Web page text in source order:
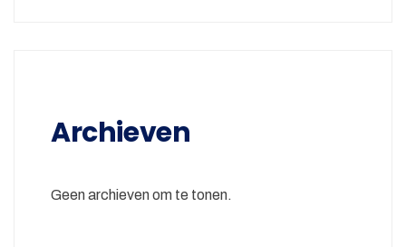
Archieven
Geen archieven om te tonen.